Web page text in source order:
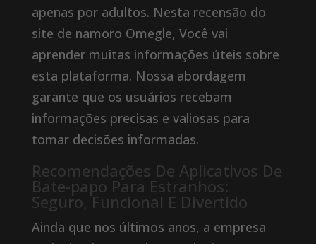
apenas por adultos. Nesta recensão do
site de namoro Omegle, Você vai
aprender muitas informações úteis sobre
esta plataforma. Nossa abordagem
garante que os usuários recebam
informações precisas e valiosas para
tomar decisões informadas.
Recomendações De Aplicativos De
Bate-papo Para Estranhos:
Seguro, Funcional E Divertido
Ainda que nos últimos anos, a empresa